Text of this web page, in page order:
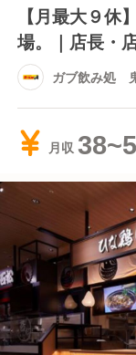
【月最大９休
場。｜店長・
ガブ飲み処
月収